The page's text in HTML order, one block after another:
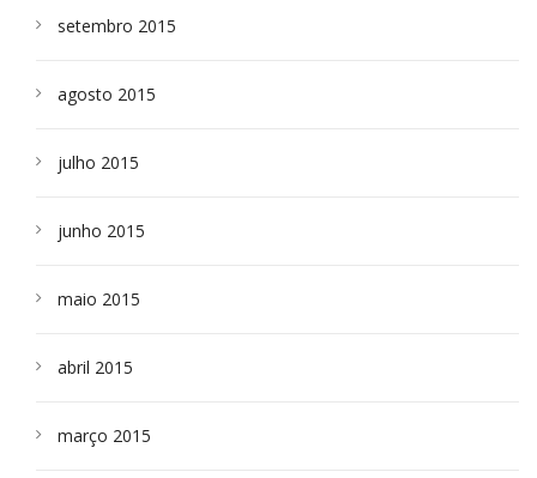
setembro 2015
agosto 2015
julho 2015
junho 2015
maio 2015
abril 2015
março 2015